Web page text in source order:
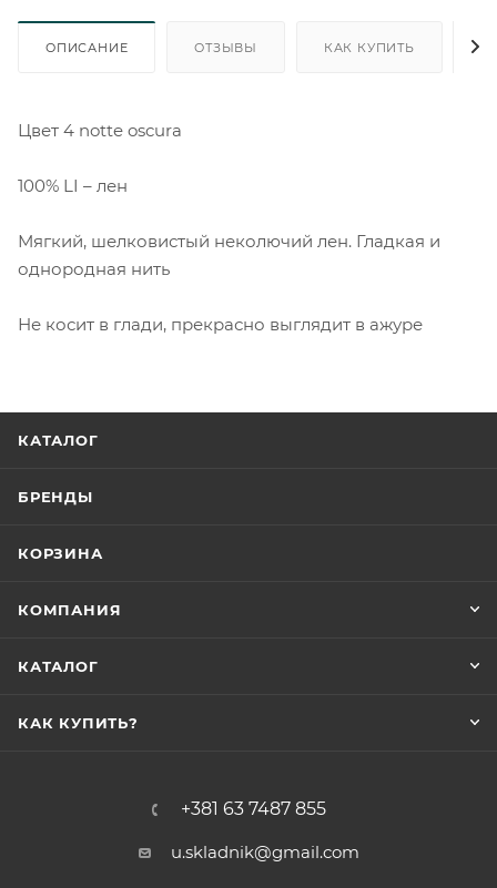
ОПИСАНИЕ ОТЗЫВЫ КАК КУПИТЬ
Цвет 4 notte oscura
100% LI – лен
Мягкий, шелковистый неколючий лен. Гладкая и
однородная нить
Не косит в глади, прекрасно выглядит в ажуре
КАТАЛОГ
БРЕНДЫ
КОРЗИНА
КОМПАНИЯ
КАТАЛОГ
КАК КУПИТЬ?
+381 63 7487 855
u.skladnik@gmail.com